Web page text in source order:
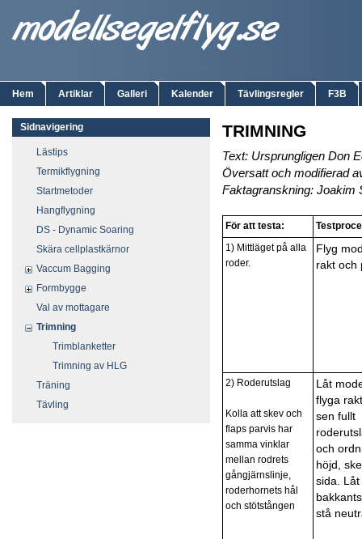
Hem Artiklar Galleri Kalender Tävlingsregler F3B
Sidnavigering
Lästips
Termikflygning
Startmetoder
Hangflygning
DS - Dynamic Soaring
Skära cellplastkärnor
Vaccum Bagging
Formbygge
Val av mottagare
Trimning
Trimblanketter
Trimning av HLG
Träning
Tävling
TRIMNING
Text: Ursprungligen Don
Översatt och modifierad
Faktagranskning: Joakim
För att testa:
1) Mittläget på alla
roder.
Flyg
rakt och
2) Roderutslag
Kolla att skev och
flaps parvis har
samma vinklar
mellan rodrets
gångjärnslinje,
roderhornets hål
och stötstången
Låt
flyga
sen fullt
och
höjd,
sida.
stå